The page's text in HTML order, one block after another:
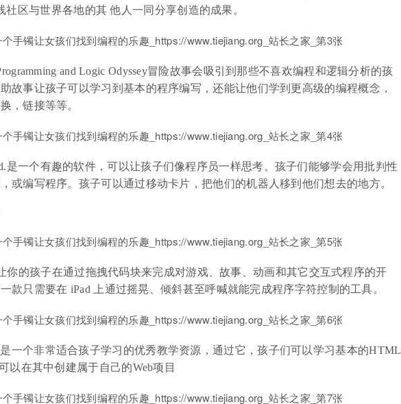
社区与世界各地的其 他人一同分享创造的成果。
and Logic Odyssey冒险故事会吸引到那些不喜欢编程和逻辑分析的孩
故事让孩子可以学习到基本的程序编写，还能让他们学到更高级的编程概念，
，链接等等。
是一个有趣的软件，可以让孩子们像程序员一样思考。孩子们能够学会用批判性
或编写程序。孩子可以通过移动卡片，把他们的机器人移到他们想去的地方。
你的孩子在通过拖拽代码块来完成对游戏、故事、动画和其它交互式程序的开
款只需要在 iPad 上通过摇晃、倾斜甚至呼喊就能完成程序字符控制的工具。
一个非常适合孩子学习的优秀教学资源，通过它，孩子们可以学习基本的HTML
以在其中创建属于自己的Web项目